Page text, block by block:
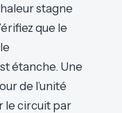
stagne
que le
étanche. Une
de l’unité
le circuit par